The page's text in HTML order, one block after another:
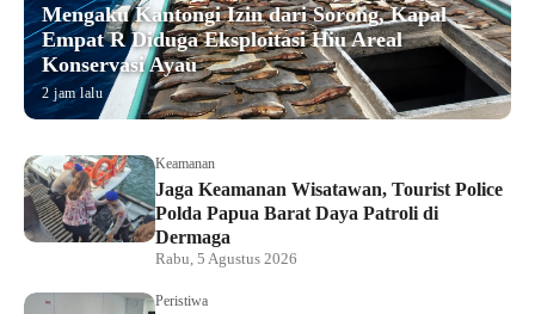
Mengaku Kantongi Izin dari Sorong, Kapal
Empat R Diduga Eksploitasi Hiu Areal
Konservasi Ayau
2 jam lalu
Keamanan
Jaga Keamanan Wisatawan, Tourist Police
Polda Papua Barat Daya Patroli di
Dermaga
Rabu, 5 Agustus 2026
Peristiwa